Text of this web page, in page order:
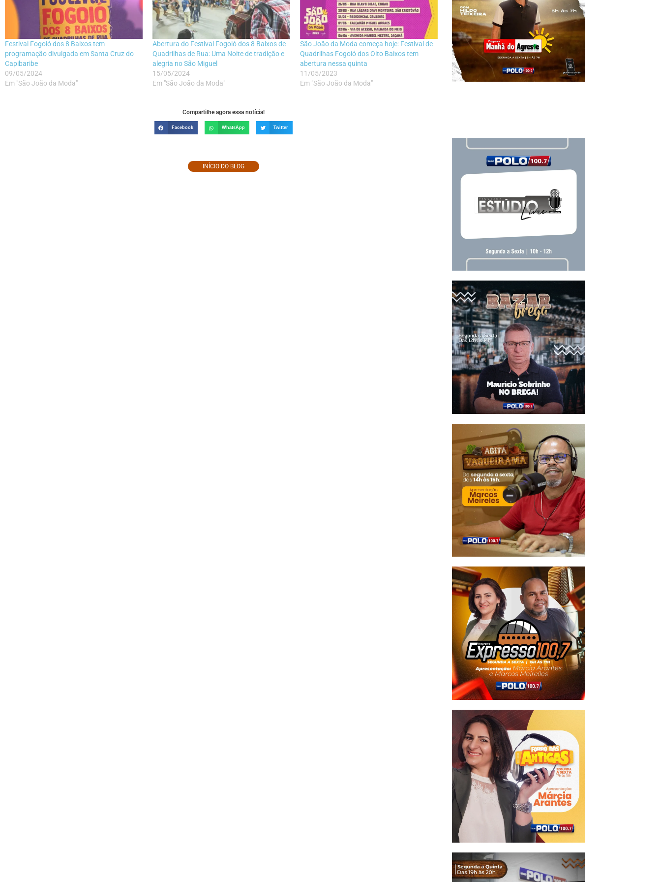
Festival Fogoió dos 8 Baixos tem
programação divulgada em Santa Cruz do
Capibaribe
09/05/2024
Em "São João da Moda"
Abertura do Festival Fogoió dos 8 Baixos de
Quadrilhas de Rua: Uma Noite de tradição e
alegria no São Miguel
15/05/2024
Em "São João da Moda"
São João da Moda começa hoje: Festival de
Quadrilhas Fogoió dos Oito Baixos tem
abertura nessa quinta
11/05/2023
Em "São João da Moda"
Compartilhe agora essa notícia!
Facebook WhatsApp Twitter
INÍCIO DO BLOG